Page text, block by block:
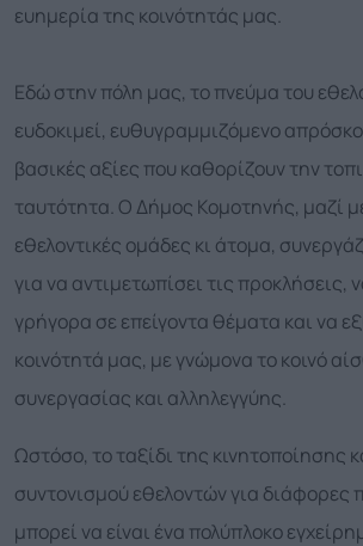
ευημερία της κοινότητάς μας.
Εδώ στην πόλη μας, το πνεύμα του
ευδοκιμεί, ευθυγραμμιζόμενο
βασικές αξίες που καθορίζουν την
ταυτότητα. Ο Δήμος Κομοτηνής, μαζί
εθελοντικές ομάδες κι άτομα,
για να αντιμετωπίσει τις προκλήσεις,
γρήγορα σε επείγοντα θέματα και να
κοινότητά μας, με γνώμονα το κοινό
συνεργασίας και αλληλεγγύης.
Ωστόσο, το ταξίδι της κινητοποίησης
συντονισμού εθελοντών για διάφορες
μπορεί να είναι ένα πολύπλοκο